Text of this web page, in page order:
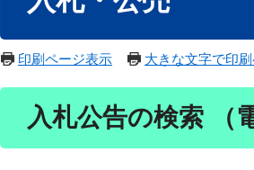
印刷ページ表示 大きな文字で印
入札公告の検索 （